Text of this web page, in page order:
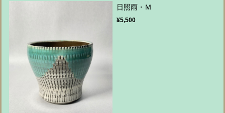
日照雨・Ｍ
¥5,500